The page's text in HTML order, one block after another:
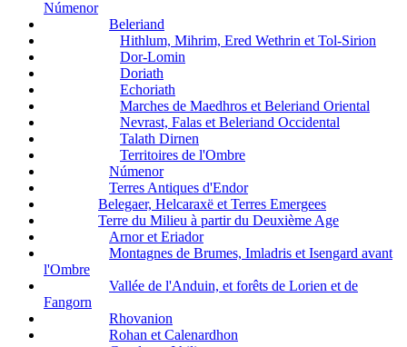
Númenor
Beleriand
Hithlum, Mihrim, Ered Wethrin et Tol-Sirion
Dor-Lomin
Doriath
Echoriath
Marches de Maedhros et Beleriand Oriental
Nevrast, Falas et Beleriand Occidental
Talath Dirnen
Territoires de l'Ombre
Númenor
Terres Antiques d'Endor
Belegaer, Helcaraxë et Terres Emergees
Terre du Milieu à partir du Deuxième Age
Arnor et Eriador
Montagnes de Brumes, Imladris et Isengard avant
l'Ombre
Vallée de l'Anduin, et forêts de Lorien et de
Fangorn
Rhovanion
Rohan et Calenardhon